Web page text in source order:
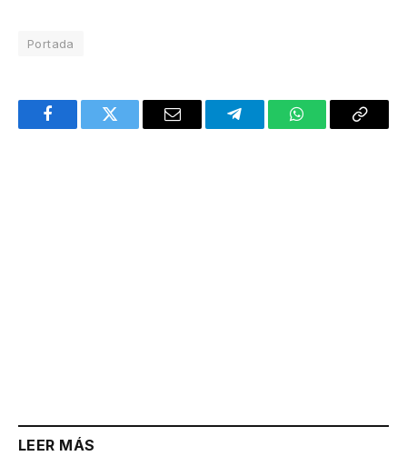
Portada
FacebookTwitter Email TelegramWhatsAppCopy
LEER MÁS